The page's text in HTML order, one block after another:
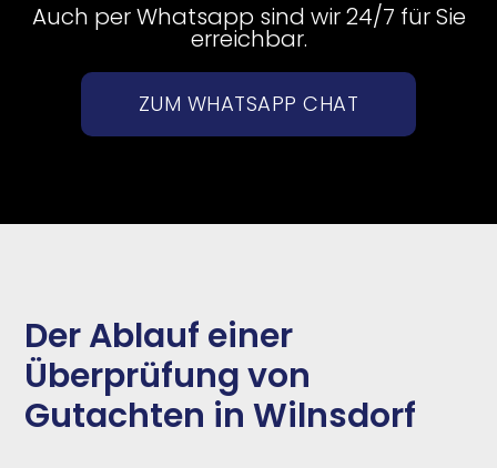
Auch per Whatsapp sind wir 24/7 für Sie
erreichbar.
ZUM WHATSAPP CHAT
Der Ablauf einer
Überprüfung von
Gutachten in Wilnsdorf